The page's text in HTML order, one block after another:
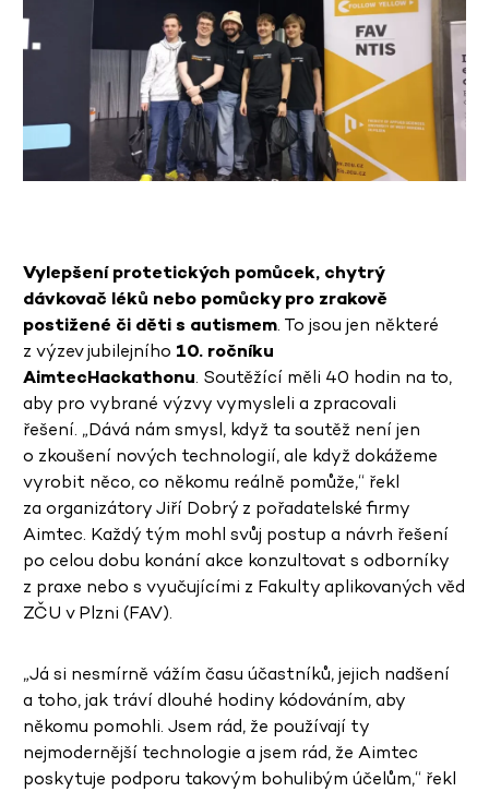
Vylepšení protetických pomůcek, chytrý
dávkovač léků nebo pomůcky pro zrakově
postižené či děti s autismem. To jsou jen některé
z výzev jubilejního 10. ročníku
AimtecHackathonu. Soutěžící měli 40 hodin na to,
aby pro vybrané výzvy vymysleli a zpracovali
řešení. „Dává nám smysl, když ta soutěž není jen
o zkoušení nových technologií, ale když dokážeme
vyrobit něco, co někomu reálně pomůže,“ řekl
za organizátory Jiří Dobrý z pořadatelské firmy
Aimtec. Každý tým mohl svůj postup a návrh řešení
po celou dobu konání akce konzultovat s odborníky
z praxe nebo s vyučujícími z Fakulty aplikovaných věd
ZČU v Plzni (FAV).
„Já si nesmírně vážím času účastníků, jejich nadšení
a toho, jak tráví dlouhé hodiny kódováním, aby
někomu pomohli. Jsem rád, že používají ty
nejmodernější technologie a jsem rád, že Aimtec
poskytuje podporu takovým bohulibým účelům,“ řekl